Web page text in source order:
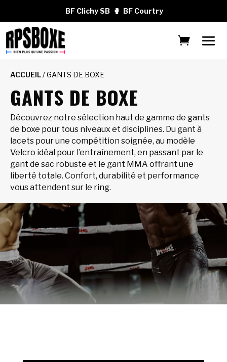
BF Clichy SB 🥊 BF Courtry
ACCUEIL/ GANTS DE BOXE
GANTS DE BOXE
Découvrez notre sélection haut de gamme de gants
de boxe pour tous niveaux et disciplines. Du gant à
lacets pour une compétition soignée, au modèle
Velcro idéal pour l’entraînement, en passant par le
gant de sac robuste et le gant MMA offrant une
liberté totale. Confort, durabilité et performance
vous attendent sur le ring.